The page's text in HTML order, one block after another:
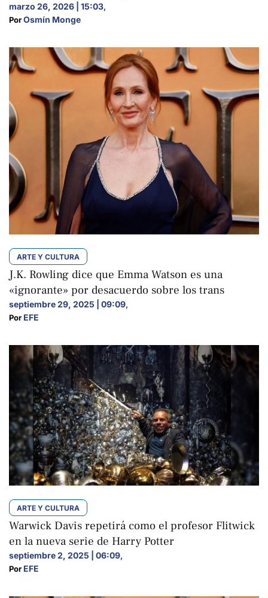
marzo 26, 2026 | 15:03,
Por Osmín Monge
ARTE Y CULTURA
J.K. Rowling dice que Emma Watson es una
«ignorante» por desacuerdo sobre los trans
septiembre 29, 2025 | 09:09,
Por EFE
ARTE Y CULTURA
Warwick Davis repetirá como el profesor Flitwick
en la nueva serie de Harry Potter
septiembre 2, 2025 | 06:09,
Por EFE